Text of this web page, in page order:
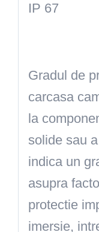
IP 67
Gradul de
carcasa
la
solide sau
indica un
asupra
protectie
imersie,